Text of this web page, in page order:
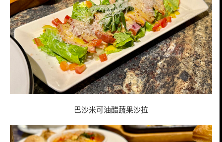
巴沙米可油醋蔬果沙拉